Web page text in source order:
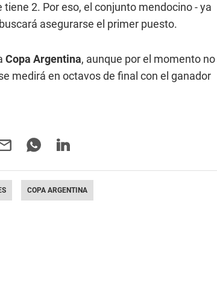
2. Por eso, el conjunto mendocino - ya
asegurarse el primer puesto.
Copa Argentina, aunque por el momento no
medirá en octavos de final con el ganador
COPA ARGENTINA